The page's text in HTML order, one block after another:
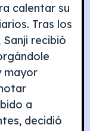
calentar su
Tras los
recibió
mayor
a
decidió